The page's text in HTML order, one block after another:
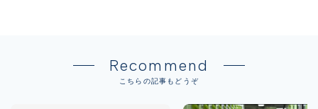
Recommend
こちらの記事もどうぞ